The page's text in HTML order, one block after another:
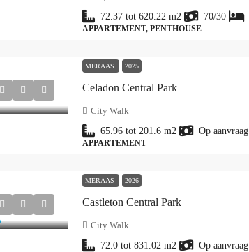
72.37 tot 620.22 m2 70/30
APPARTEMENT, PENTHOUSE
MERAAS 2025
Celadon Central Park
City Walk
65.96 tot 201.6 m2 Op aanvraag
APPARTEMENT
MERAAS 2026
Castleton Central Park
City Walk
72.0 tot 831.02 m2 Op aanvraag